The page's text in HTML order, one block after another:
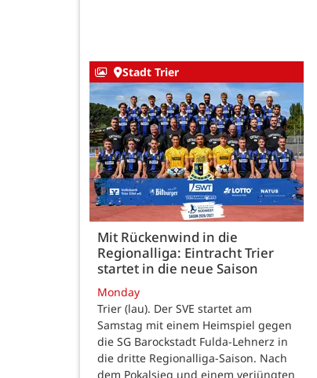
Stadt Trier
Mit Rückenwind in die
Regionalliga: Eintracht Trier
startet in die neue Saison
Monday
Trier (lau). Der SVE startet am
Samstag mit einem Heimspiel gegen
die SG Barockstadt Fulda-Lehnerz in
die dritte Regionalliga-Saison. Nach
dem Pokalsieg und einem verjüngten